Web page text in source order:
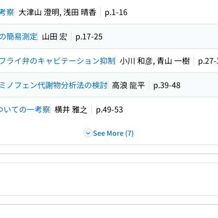
察 大津山 澄明, 浅田 晴香 p.1-16
簡易測定 山田 宏 p.17-25
ライ弁のキャビテーション抑制 小川 和彦, 青山 一樹
ノフェン代謝物分析法の検討 高浪 龍平 p.39-48
いての一考察 横井 雅之 p.49-53
See More (7)